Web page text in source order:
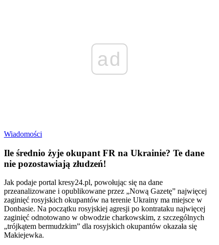
ad
Wiadomości
Ile średnio żyje okupant FR na Ukrainie? Te dane
nie pozostawiają złudzeń!
Jak podaje portal kresy24.pl, powołując się na dane
przeanalizowane i opublikowane przez „Nową Gazetę” najwięcej
zaginięć rosyjskich okupantów na terenie Ukrainy ma miejsce w
Donbasie. Na początku rosyjskiej agresji po kontrataku najwięcej
zaginięć odnotowano w obwodzie charkowskim, z szczególnych
„trójkątem bermudzkim” dla rosyjskich okupantów okazała się
Makiejewka.